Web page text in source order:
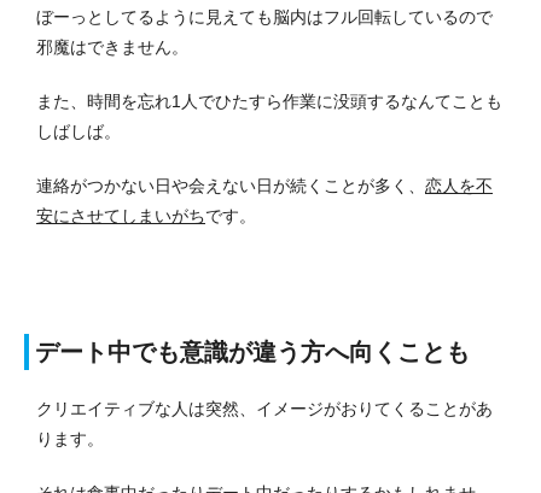
ぼーっとしてるように見えても脳内はフル回転しているので
邪魔はできません。
また、時間を忘れ1人でひたすら作業に没頭するなんてことも
しばしば。
連絡がつかない日や会えない日が続くことが多く、 恋人を不
安にさせてしまいがちです。
デート中でも意識が違う方へ向くことも
クリエイティブな人は突然、イメージがおりてくることがあ
ります。